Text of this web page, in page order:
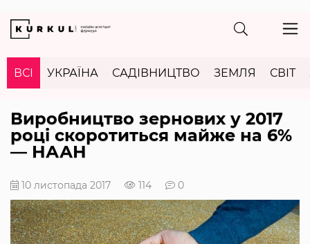
ВСІ УКРАЇНА САДІВНИЦТВО ЗЕМЛЯ СВІТ
Виробництво зернових у 2017
році скоротиться майже на 6%
— НААН
10 листопада 2017 114 0